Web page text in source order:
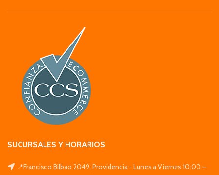
SUCURSALES Y HORARIOS
📍Francisco Bilbao 2049, Providencia - Lunes a Viernes 10:00 –